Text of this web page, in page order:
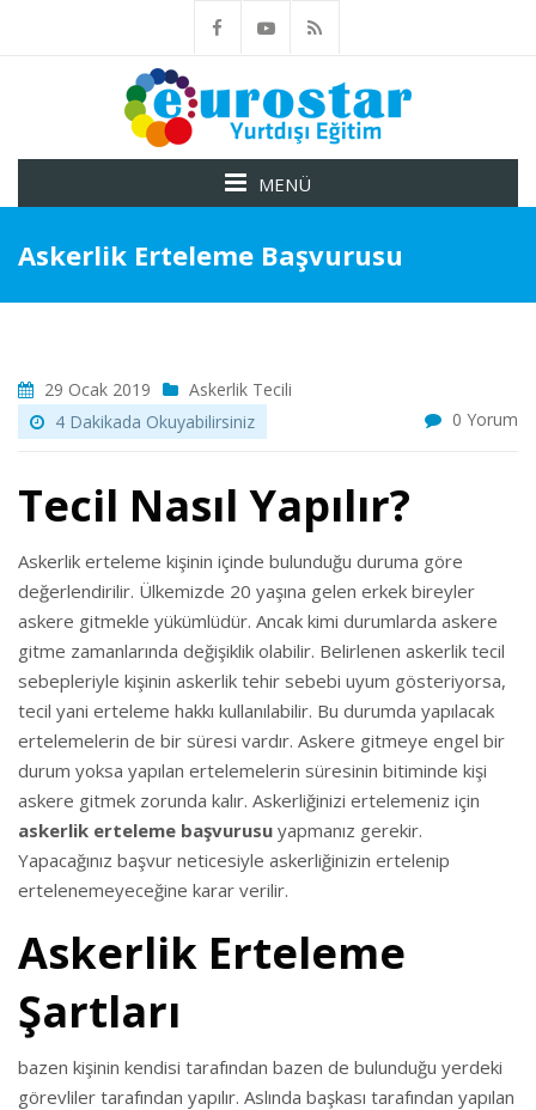
MENÜ
Askerlik Erteleme Başvurusu
29 Ocak 2019
Askerlik Tecili
4 Dakikada Okuyabilirsiniz
0 Yorum
Tecil Nasıl Yapılır?
Askerlik erteleme kişinin içinde bulunduğu duruma göre
değerlendirilir. Ülkemizde 20 yaşına gelen erkek bireyler
askere gitmekle yükümlüdür. Ancak kimi durumlarda askere
gitme zamanlarında değişiklik olabilir. Belirlenen askerlik tecil
sebepleriyle kişinin askerlik tehir sebebi uyum gösteriyorsa,
tecil yani erteleme hakkı kullanılabilir. Bu durumda yapılacak
ertelemelerin de bir süresi vardır. Askere gitmeye engel bir
durum yoksa yapılan ertelemelerin süresinin bitiminde kişi
askere gitmek zorunda kalır. Askerliğinizi ertelemeniz için
askerlik erteleme başvurusu yapmanız gerekir.
Yapacağınız başvur neticesiyle askerliğinizin ertelenip
ertelenemeyeceğine karar verilir.
Askerlik Erteleme
Şartları
bazen kişinin kendisi tarafından bazen de bulunduğu yerdeki
görevliler tarafından yapılır. Aslında başkası tarafından yapılan